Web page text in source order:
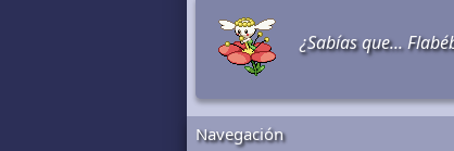
¿Sabías que...
Navegación